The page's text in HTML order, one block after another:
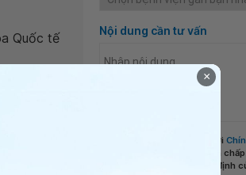
Quốc tế
Nội dung cần tư vấn
Tôi đã đọc và đồng ý với
và
DLCN của tôi theo quy định
×